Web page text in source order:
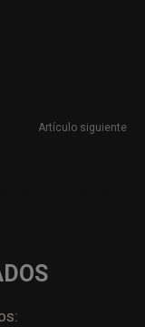
Artículo siguiente